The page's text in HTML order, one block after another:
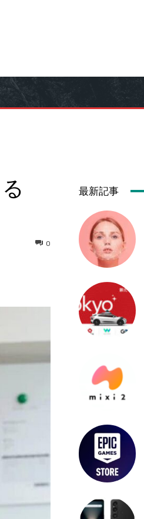
0
最新記事